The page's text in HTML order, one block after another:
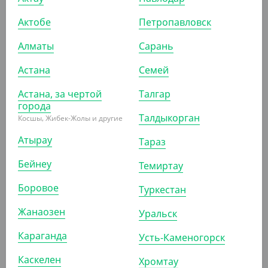
2 650₸
Размешиватель
концом, в инд. упаковке,
УП (500) КОР (5000)
771.80₸
Размешиватель "Ложка
шт./упак.
АРТ. 1304615
1 700₸
АРТ. 1302605
538.10 ₸
Актобе
Алматы
Астана
Астана, за чертой
города
Косшы, Жибек-Жолы и другие
Атырау
Бейнеу
Боровое
Жанаозен
Караганда
Каскелен
Петропавловск
Сарань
Семей
Талгар
Талдыкорган
Тараз
Темиртау
Туркестан
Уральск
Усть-Каменогорск
Хромтау